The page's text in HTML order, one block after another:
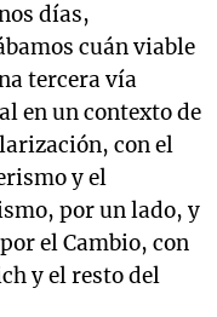
días,
cuán viable
tercera vía
en un contexto de
con el
y el
por un lado, y
el Cambio, con
y el resto del
Notas
La Sole en
Cadena 3